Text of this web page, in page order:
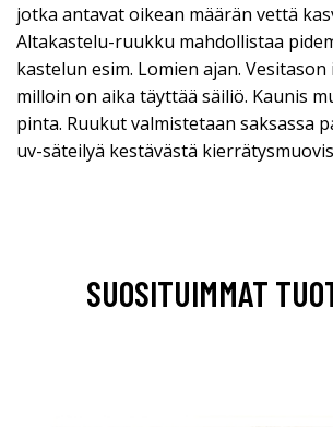
jotka antavat oikean määrän vettä
Altakastelu-ruukku mahdollistaa
kastelun esim. Lomien ajan.
milloin on aika täyttää säiliö. Kaunis
pinta. Ruukut valmistetaan saksassa
uv-säteilyä kestävästä
SUOSITUIMMAT